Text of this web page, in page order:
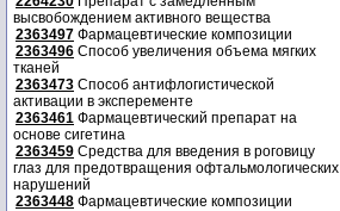
высвобождением активного вещества
2363497 Фармацевтические композиции
2363496 Способ увеличения объема мягких
тканей
2363473 Способ антифлогистической
активации в эксперементе
2363461 Фармацевтический препарат на
основе сигетина
2363459 Средства для введения в роговицу
глаз для предотвращения офтальмологических
нарушений
2363448 Фармацевтические композиции